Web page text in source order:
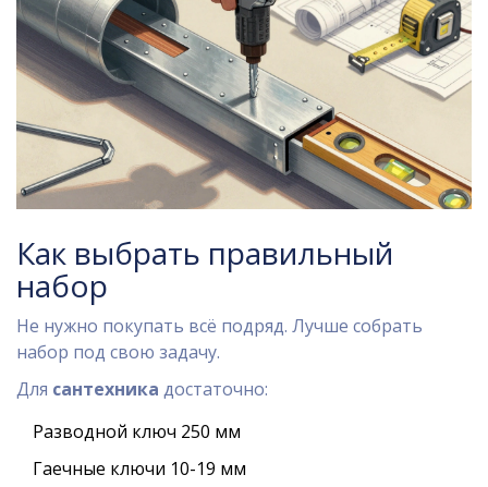
Как выбрать правильный
набор
Не нужно покупать всё подряд. Лучше собрать
набор под свою задачу.
Для сантехника достаточно:
Разводной ключ 250 мм
Гаечные ключи 10-19 мм